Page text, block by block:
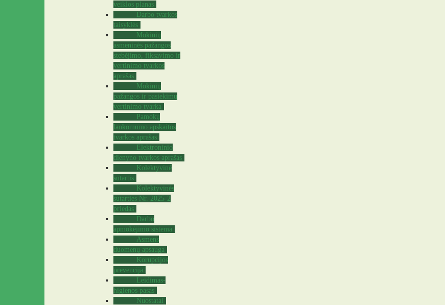
veiklos planas
Darbo tvarkos
taisyklės
Mokinių
asmeninės pažangos
stebėjimo, fiksavimo ir
vertinimo tvarkos
aprašas
Mokinių
pažangos ir pasiekimų
vertinimo tvarka
Pamokų
lankomumo apskaitos
tvarkos aprašas
Elektroninio
dienyno tvarkos aprašas
Kolektyvinė
sutartis
Kolektyvinės
sutarties Nr. 2025-2
priedas
Darbo
apmokėjimo sistema
Asmens
duomenų apsauga
Korupcijos
prevencija
Leidimas-
higienos pasas
Nuostatai